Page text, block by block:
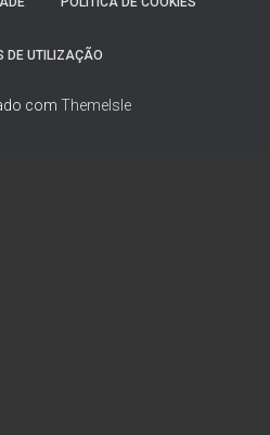
DE UTILIZAÇÃO
com ThemeIsle